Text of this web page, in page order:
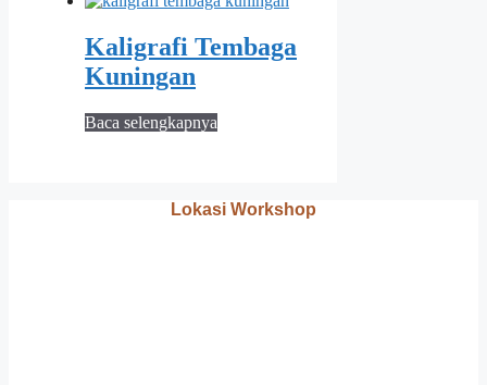
Kaligrafi Tembaga
Kuningan
Baca selengkapnya
Lokasi Workshop